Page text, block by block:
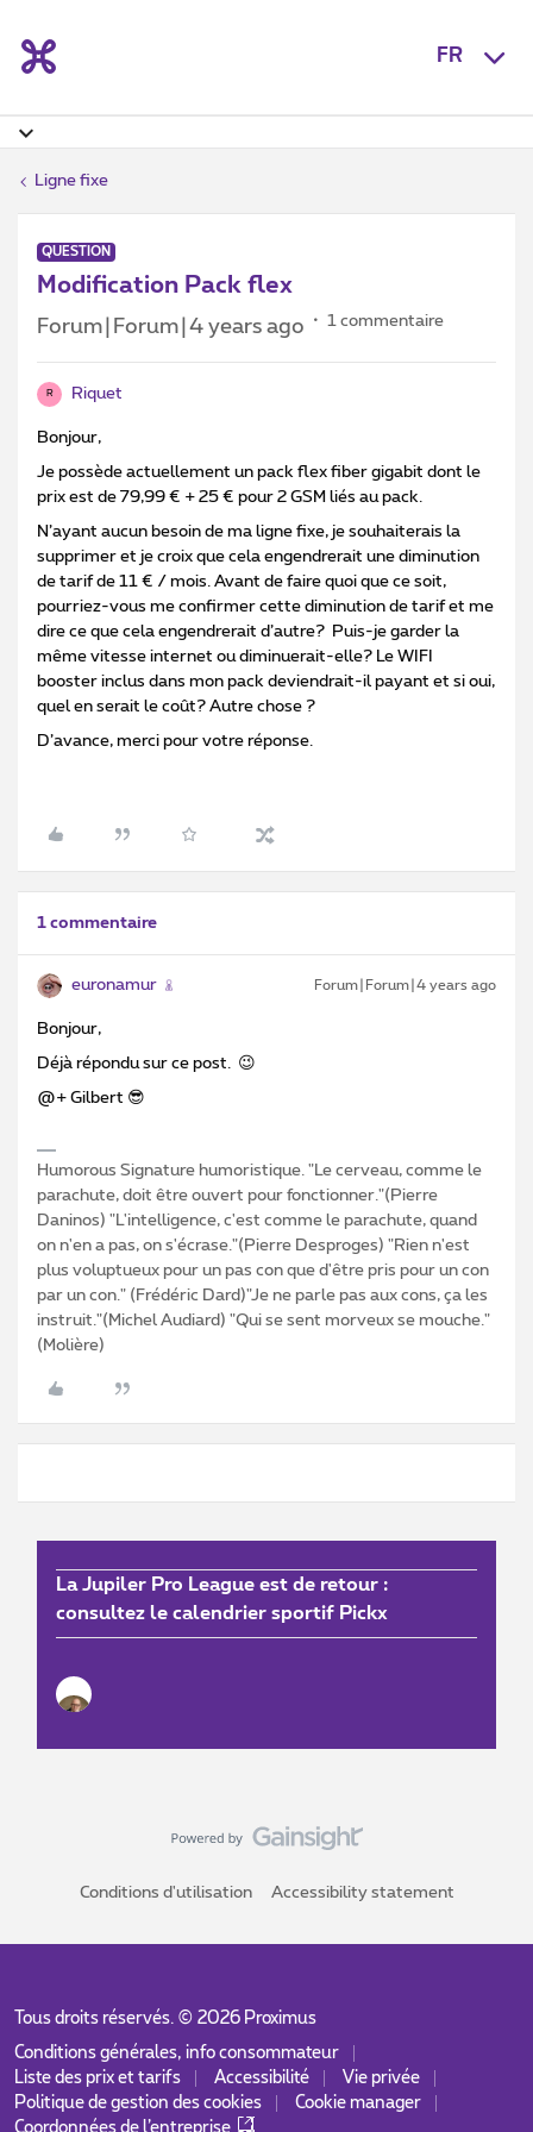
FR
Ligne fixe
QUESTION
Modification Pack flex
Forum|Forum|4 years ago 1 commentaire
R Riquet
Bonjour,
Je possède actuellement un pack flex fiber gigabit dont le
prix est de 79,99 € + 25 € pour 2 GSM liés au pack.
N’ayant aucun besoin de ma ligne fixe, je souhaiterais la
supprimer et je croix que cela engendrerait une diminution
de tarif de 11 € / mois. Avant de faire quoi que ce soit,
pourriez-vous me confirmer cette diminution de tarif et me
dire ce que cela engendrerait d’autre? Puis-je garder la
même vitesse internet ou diminuerait-elle? Le WIFI
booster inclus dans mon pack deviendrait-il payant et si oui,
quel en serait le coût? Autre chose ?
D’avance, merci pour votre réponse.
1 commentaire
euronamur Forum|Forum|4 years ago
Bonjour,
Déjà répondu sur ce post. 😉
@+ Gilbert 😎
Humorous Signature humoristique. "Le cerveau, comme le
parachute, doit être ouvert pour fonctionner."(Pierre
Daninos) "L'intelligence, c'est comme le parachute, quand
on n'en a pas, on s'écrase."(Pierre Desproges) "Rien n'est
plus voluptueux pour un pas con que d'être pris pour un con
par un con." (Frédéric Dard)"Je ne parle pas aux cons, ça les
instruit."(Michel Audiard) "Qui se sent morveux se mouche."
(Molière)
La Jupiler Pro League est de retour :
consultez le calendrier sportif Pickx
Conditions d'utilisation Accessibility statement
Tous droits réservés. © 2026Proximus
Conditions générales, info consommateur
Liste des prix et tarifs
Accessibilité
Vie privée
Politique de gestion des cookies
Cookie manager
Coordonnées de l’entreprise